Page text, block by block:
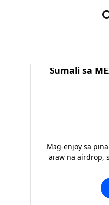
Sumali sa
Mag-enjoy sa
araw na airdrop,